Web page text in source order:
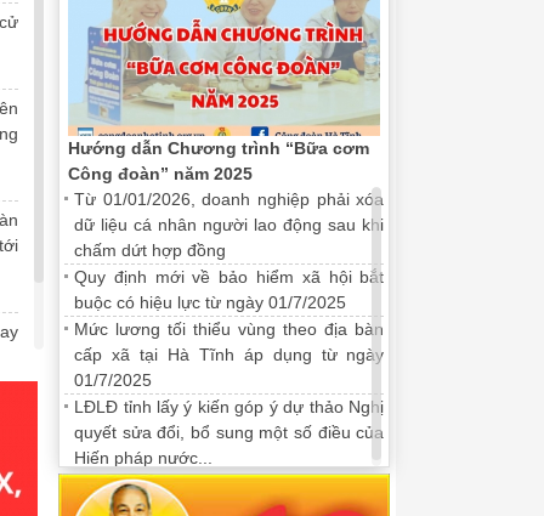
phí trên "Chợ tết công
sẽ hỗ trợ 3.070 đoàn viên,
phí; ưu đãi về giá cả, chất
Đại hội MTTQ tỉnh Hà Tĩnh hiệp
2025-2030
21/11/2025 16:38:00
tỉnh Hà Tĩnh khóa XVI, nhiệm kỳ
dân chủ, thống nhất cử tại đại hội là
chức Chủ tịch Ủy ban MTTQ tỉnh.
Hướng dẫn Chương trình “Bữa cơm
Công đoàn” năm 2025
Từ 01/01/2026, doanh nghiệp phải xóa
dữ liệu cá nhân người lao động sau khi
chấm dứt hợp đồng
Quy định mới về bảo hiểm xã hội bắt
buộc có hiệu lực từ ngày 01/7/2025
Mức lương tối thiểu vùng theo địa bàn
cấp xã tại Hà Tĩnh áp dụng từ ngày
01/7/2025
LĐLĐ tỉnh lấy ý kiến góp ý dự thảo Nghị
quyết sửa đổi, bổ sung một số điều của
Hiến pháp nước...